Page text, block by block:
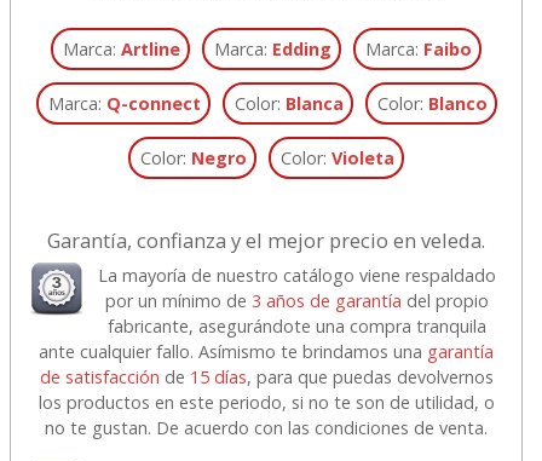
Marca:Artline Marca: Edding Marca: Faibo
Marca: Q-connect Color: Blanca Color: Blanco
Color: Negro Color:Violeta
Garantía, confianza y el mejor precio en veleda.
La mayoría de nuestro catálogo viene respaldado
por un mínimo de 3 años de garantía del propio
fabricante, asegurándote una compra tranquila
ante cualquier fallo. Asímismo te brindamos una garantía
de satisfacción de 15 días, para que puedas devolvernos
los productos en este periodo, si no te son de utilidad, o
no te gustan. De acuerdo con las condiciones de venta.